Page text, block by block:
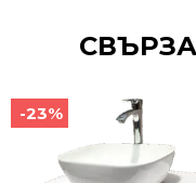
-23%